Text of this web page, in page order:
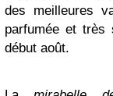
des meilleures
parfumée et
début août.